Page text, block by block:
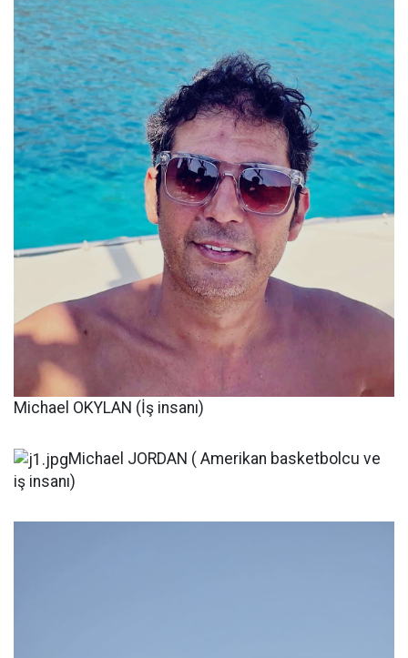
Michael OKYLAN (İş insanı)
Michael JORDAN ( Amerikan basketbolcu ve
iş insanı)